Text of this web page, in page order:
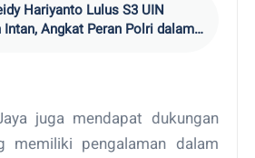
Hariyanto Lulus S3 UIN
Intan, Angkat Peran Polri dalam
juga mendapat dukungan
memiliki pengalaman dalam